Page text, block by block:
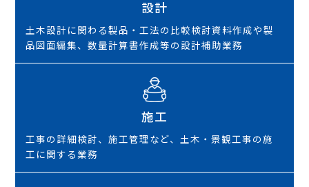
設計
土木設計に関わる製品・工法の比較検討資料作成や製
品図面編集、数量計算書作成等の設計補助業務
施工
工事の詳細検討、施工管理など、土木・景観工事の施
工に関する業務